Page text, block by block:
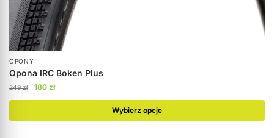
OPONY
Opona IRC Boken Plus
249zł 180 zł
Wybierz opcje